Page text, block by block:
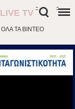
ΟΛΑ ΤΑ ΒΙΝΤΕΟ
LIVE TV
- -